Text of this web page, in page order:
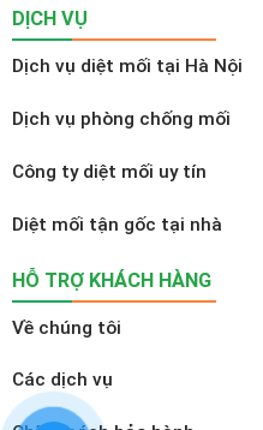
DỊCH VỤ
Dịch vụ diệt mối tại Hà Nội
Dịch vụ phòng chống mối
Công ty diệt mối uy tín
Diệt mối tận gốc tại nhà
HỖ TRỢ KHÁCH HÀNG
Về chúng tôi
Các dịch vụ